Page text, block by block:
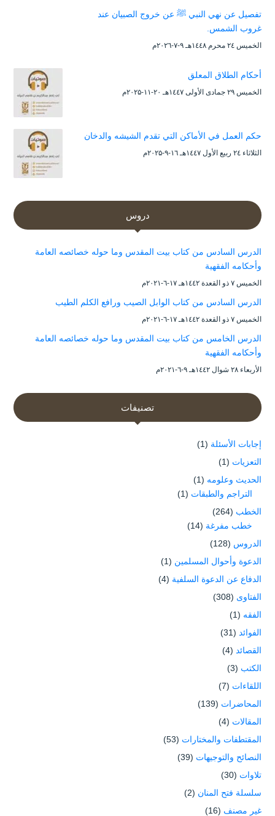
تفصيل عن نهي النبي ﷺ عن خروج الصبيان عند
غروب الشمس.
الخميس ۲٤ محرم ۱٤٤۸هـ ۹-۷-۲۰۲٦م
أحكام الطلاق المعلق
الخميس ۲۹ جمادى الأولى ۱٤٤۷هـ ۲۰-۱۱-۲۰۲۵م
حكم العمل في الأماكن التي تقدم الشيشه والدخان
الثلاثاء ۲٤ ربيع الأول ۱٤٤۷هـ ۱٦-۹-۲۰۲۵م
دروس
الدرس السادس من كتاب بيت المقدس وما حوله خصائصه العامة
وأحكامه الفقهية
الخميس ۷ ذو القعدة ۱٤٤۲هـ ۱۷-٦-۲۰۲۱م
الدرس السادس من كتاب الوابل الصيب ورافع الكلم الطيب
الخميس ۷ ذو القعدة ۱٤٤۲هـ ۱۷-٦-۲۰۲۱م
الدرس الخامس من كتاب بيت المقدس وما حوله خصائصه العامة
وأحكامه الفقهية
الأربعاء ۲۸ شوال ۱٤٤۲هـ ۹-٦-۲۰۲۱م
تصنيفات
إجابات الأسئلة (1)
التعزيات (1)
الحديث وعلومه (1)
التراجم والطبقات (1)
الخطب (264)
خطب مفرغة (14)
الدروس (128)
الدعوة وأحوال المسلمين (1)
الدفاع عن الدعوة السلفية (4)
الفتاوى (308)
الفقه (1)
الفوائد (31)
القصائد (4)
الكتب (3)
اللقاءات (7)
المحاضرات (139)
المقالات (4)
المقتطفات والمختارات (53)
النصائح والتوجيهات (39)
تلاوات (30)
سلسلة فتح المنان (2)
غير مصنف (16)